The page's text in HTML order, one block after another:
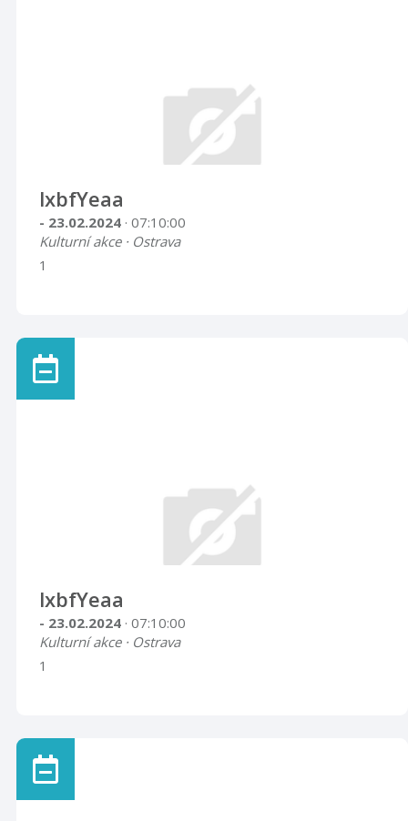
lxbfYeaa
- 23.02.2024 · 07:10:00
Kulturní akce · Ostrava
1
lxbfYeaa
- 23.02.2024 · 07:10:00
Kulturní akce · Ostrava
1